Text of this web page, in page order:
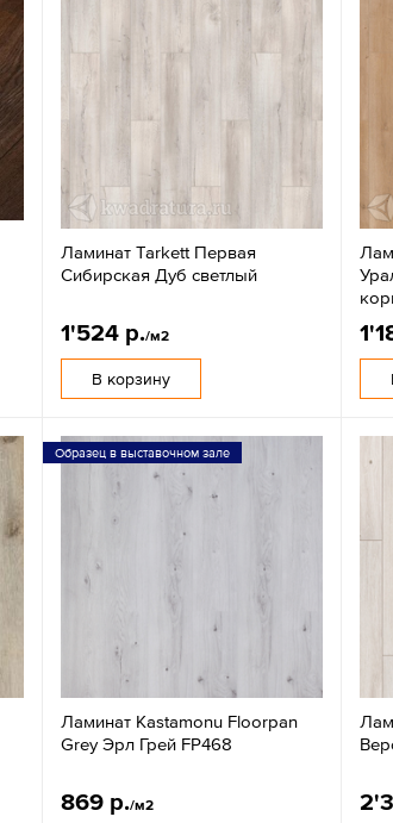
Ламинат Tarkett Первая
Сибирская Дуб светлый
1'524 р./м2
В корзину
Образец в выставочном зале
Ламинат Kastamonu Floorpan
Grey Эрл Грей FP468
869 р./м2